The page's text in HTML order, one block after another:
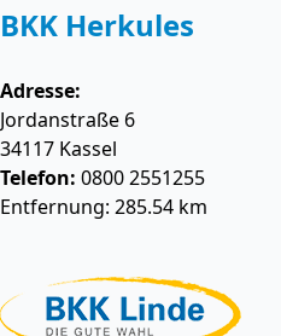
BKK Herkules
Adresse:
Jordanstraße 6
34117 Kassel
Telefon: 0800 2551255
Entfernung: 285.54 km